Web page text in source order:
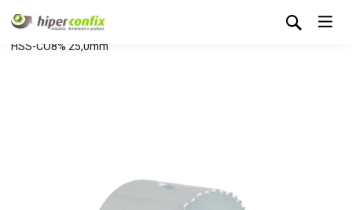
Início Loja Hipertintas
Serra Craneana
HSS-CO8% 25,0mm